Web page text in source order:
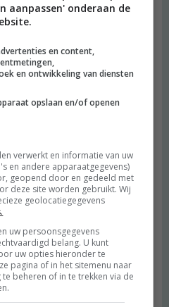
aanpassen' onderaan de
en content,
en ontwikkeling van diensten
opslaan en/of openen
verwerkt en informatie van uw
en andere apparaatgegevens)
geopend door en gedeeld met
deze site worden gebruikt. Wij
geolocatiegegevens
uw persoonsgegevens
belang. U kunt
uw opties hieronder te
pagina of in het sitemenu naar
beheren of in te trekken via de